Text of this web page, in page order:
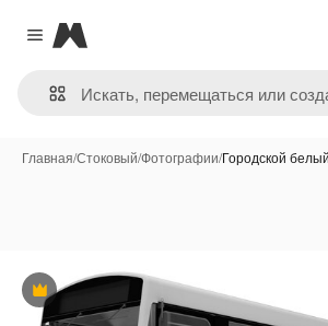
Close menu
Magnific
Главная/Стоковый/Фотографии/Городской
Премиум